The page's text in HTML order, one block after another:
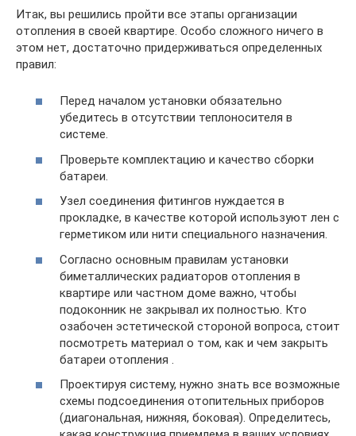
Итак, вы решились пройти все этапы организации
отопления в своей квартире. Особо сложного ничего в
этом нет, достаточно придерживаться определенных
правил:
Перед началом установки обязательно
убедитесь в отсутствии теплоносителя в
системе.
Проверьте комплектацию и качество сборки
батареи.
Узел соединения фитингов нуждается в
прокладке, в качестве которой используют лен с
герметиком или нити специального назначения.
Согласно основным правилам установки
биметаллических радиаторов отопления в
квартире или частном доме важно, чтобы
подоконник не закрывал их полностью. Кто
озабочен эстетической стороной вопроса, стоит
посмотреть материал о том, как и чем закрыть
батареи отопления .
Проектируя систему, нужно знать все возможные
схемы подсоединения отопительных приборов
(диагональная, нижняя, боковая). Определитесь,